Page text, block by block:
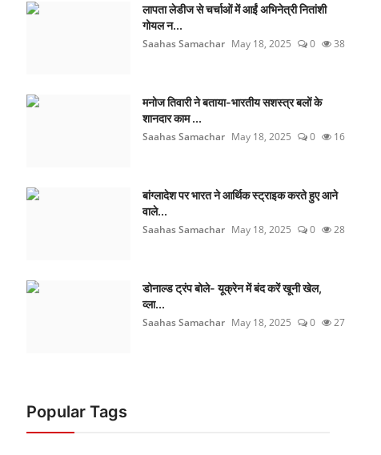
लापता लेडीज से चर्चाओं में आईं अभिनेत्री नितांशी
गोयल न...
Saahas Samachar May 18, 2025 0 38
मनोज तिवारी ने बताया-भारतीय सशस्त्र बलों के
शानदार काम ...
Saahas Samachar May 18, 2025 0 16
बांग्लादेश पर भारत ने आर्थिक स्ट्राइक करते हुए आने
वाले...
Saahas Samachar May 18, 2025 0 28
डोनाल्ड ट्रंप बोले- यूक्रेन में बंद करें खूनी खेल,
व्ला...
Saahas Samachar May 18, 2025 0 27
Popular Tags